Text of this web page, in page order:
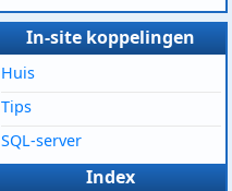
In-site koppelingen
Huis
Tips
SQL-server
Index